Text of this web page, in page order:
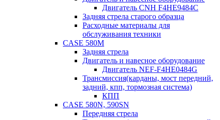
Двигатель CNH F4HE9484C
Задняя стрела старого образца
Расходные материалы для
обслуживания техники
CASE 580M
Задняя стрела
Двигатель и навесное оборудование
Двигатель NEF-F4HE0484G
Трансмиссия(карданы, мост передний,
задний, кпп, тормозная система)
КПП
CASE 580N, 590SN
Передняя стрела